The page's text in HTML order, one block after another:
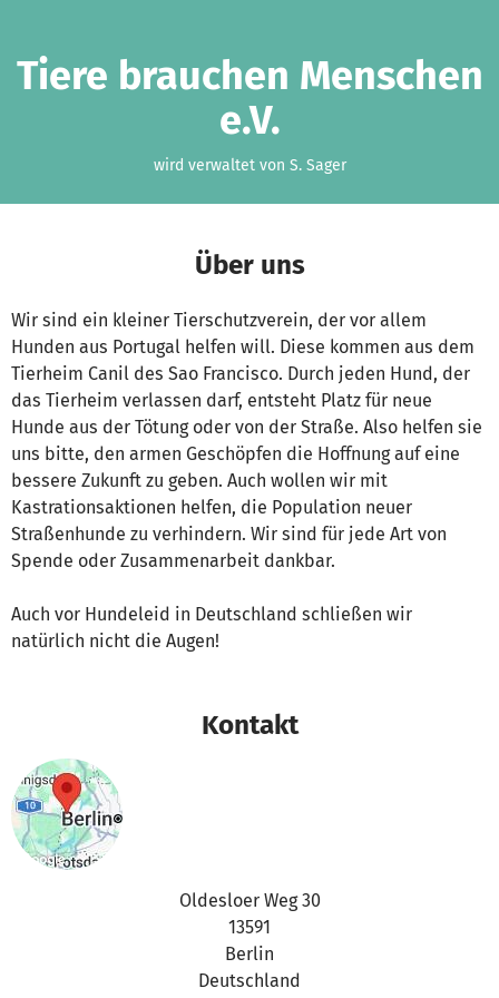
Tiere brauchen Menschen
e.V.
wird verwaltet von S. Sager
Über uns
Wir sind ein kleiner Tierschutzverein, der vor allem
Hunden aus Portugal helfen will. Diese kommen aus dem
Tierheim Canil des Sao Francisco. Durch jeden Hund, der
das Tierheim verlassen darf, entsteht Platz für neue
Hunde aus der Tötung oder von der Straße. Also helfen sie
uns bitte, den armen Geschöpfen die Hoffnung auf eine
bessere Zukunft zu geben. Auch wollen wir mit
Kastrationsaktionen helfen, die Population neuer
Straßenhunde zu verhindern. Wir sind für jede Art von
Spende oder Zusammenarbeit dankbar.
Auch vor Hundeleid in Deutschland schließen wir
natürlich nicht die Augen!
Kontakt
Oldesloer Weg 30
13591
Berlin
Deutschland